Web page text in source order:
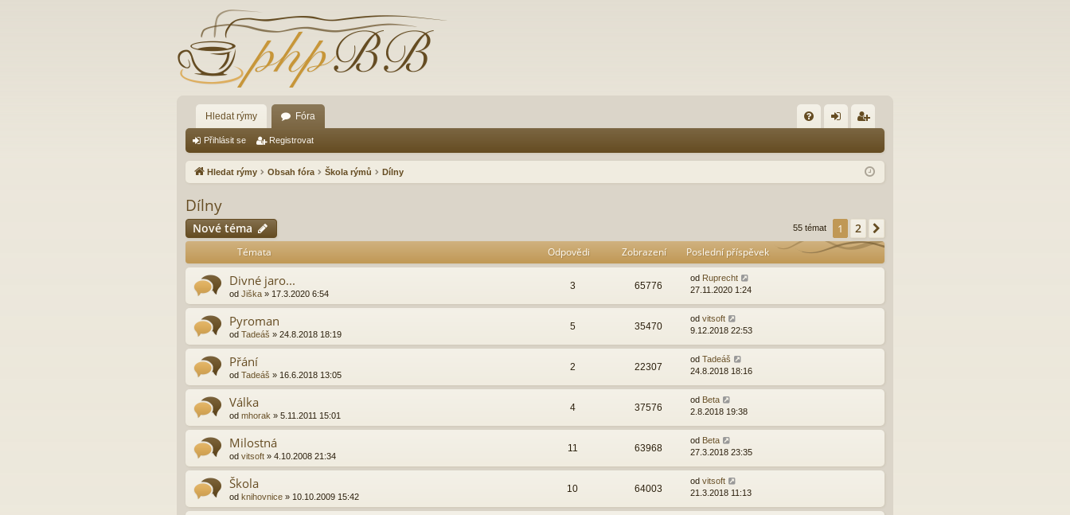
Hledat rýmy Fóra
Q lá ist
Přihlásit se Registrovat
Hledat rýmy Obsah fóra Škola rýmů Dílny
Dílny
Nové téma 55 témat 1 2
Témata Odpovědi Zobrazení Poslední příspěvek
Divné jaro...
od Jiška » 17.3.2020 6:54
3 65776
od Ruprecht
27.11.2020 1:24
Pyroman
od Tadeáš » 24.8.2018 18:19
5 35470
od vitsoft
9.12.2018 22:53
Přání
od Tadeáš » 16.6.2018 13:05
2 22307
od Tadeáš
24.8.2018 18:16
Válka
od mhorak » 5.11.2011 15:01
4 37576
od Beta
2.8.2018 19:38
Milostná
od vitsoft » 4.10.2008 21:34
11 63968
od Beta
27.3.2018 23:35
Škola
od knihovnice » 10.10.2009 15:42
10 64003
od vitsoft
21.3.2018 11:13